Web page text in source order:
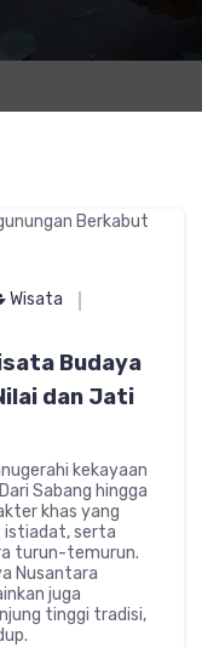
Wisata
Budaya
dan Jati
kekayaan
Sabang hingga
khas yang
istiadat, serta
turun-temurun.
Nusantara
juga
tinggi tradisi,